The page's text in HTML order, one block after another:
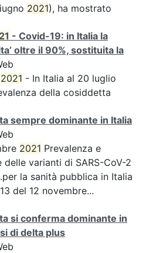
2021), ha mostrato
- Covid-19: in Italia la
oltre il 90%, sostituita la
2021 - In Italia al 20 luglio
della cosiddetta
sempre dominante in Italia
2021 Prevalenza e
varianti di SARS-CoV-2
la sanità pubblica in Italia
del 12 novembre...
si conferma dominante in
di delta plus